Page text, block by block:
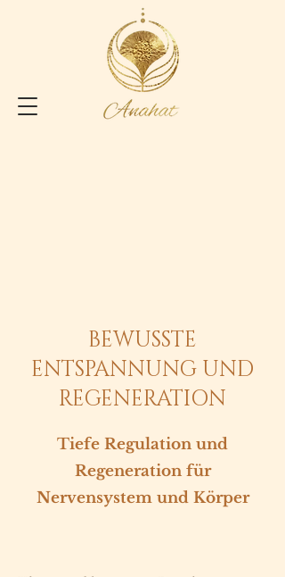
BEWUSSTE
ENTSPANNUNG UND
REGENERATION
Tiefe Regulation und
Regeneration für
Nervensystem und Körper